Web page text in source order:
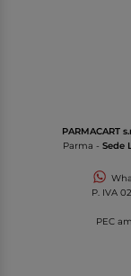
PARMACART
Parma -Sede
P. IVA
PEC